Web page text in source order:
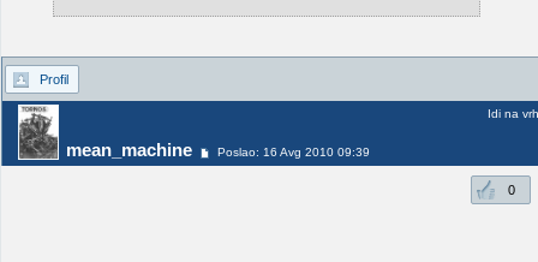
Profil
mean_machine Poslao: 16 Avg 2010 09:39
Idi na vrh
0